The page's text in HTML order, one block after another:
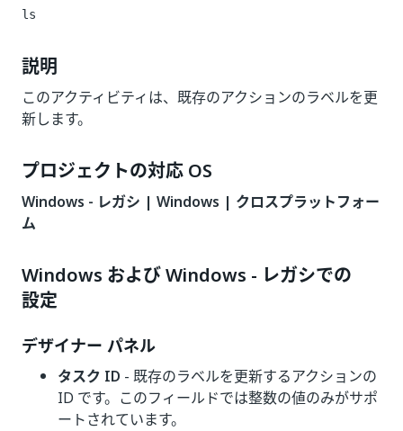
ls
説明
このアクティビティは、既存のアクションのラベルを更
新します。
プロジェクトの対応 OS
Windows - レガシ | Windows | クロスプラットフォー
ム
Windows および Windows - レガシでの
設定
デザイナー パネル
タスク ID - 既存のラベルを更新するアクションの
ID です。このフィールドでは整数の値のみがサポ
ートされています。